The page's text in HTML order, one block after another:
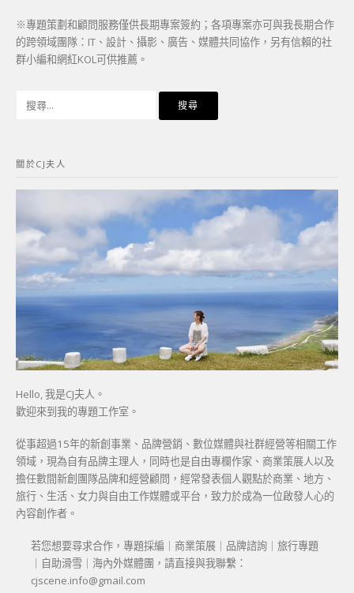
※專題策劃和顧問服務僅供長期專案簽約；各項專案亦可與我長期合作
的跨領域團隊：IT、設計、攝影、廣告、媒體共同協作，另有信賴的社
群小編和網紅KOL可供推薦。
字:
關於CJ夫人
Hello, 我是CJ夫人。
歡迎來到我的專題工作室。
從事超過15年的新創事業、品牌營銷、數位媒體與社群經營等相關工作
領域，現為自有品牌主理人，同時也是自由專欄作家、商業策展人以及
擔任數間新創團隊品牌和經營顧問，經常發表個人觀點於商業、地方、
旅行、生活、女力與自由工作媒體或平台，致力於成為一位啟發人心的
內容創作者。
若您想要尋求合作，專題採編｜商業策展｜品牌諮詢｜旅行專題
｜自助滑雪｜海內外媒體團，請直接與我聯繫：
cjscene.info@gmail.com